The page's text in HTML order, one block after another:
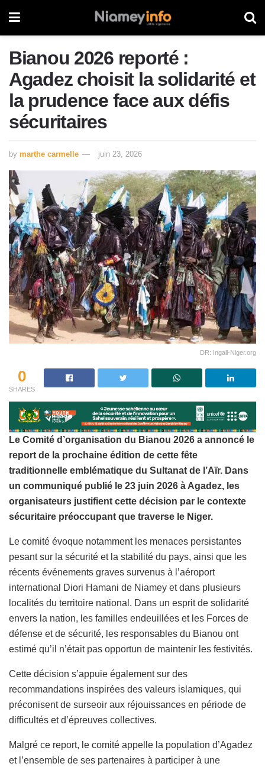
Bianou 2026 reporté :
Agadez choisit la solidarité et
la prudence face aux défis
sécuritaires
by marthe carmelle juin 23, 2026
DR: Ingall-Niger.org
0
SHARES
Le Comité d’organisation du Bianou 2026 a annoncé le
report de la prochaine édition de cette fête
traditionnelle emblématique du Sultanat de l’Aïr. Dans
un communiqué publié le 23 juin 2026 à Agadez, les
organisateurs justifient cette décision par le contexte
sécuritaire préoccupant que traverse le Niger.
Le comité évoque notamment les menaces persistantes
pesant sur la sécurité et la stabilité du pays, ainsi que les
récents événements graves survenus à l’aéroport
international Diori Hamani de Niamey et dans plusieurs
localités du territoire national. Dans un esprit de solidarité
envers la nation, les familles endeuillées et les Forces de
défense et de sécurité, les responsables du Bianou ont
estimé qu’il n’était pas opportun de maintenir les festivités.
Cette décision s’appuie également sur des
recommandations inspirées des valeurs islamiques, qui
préconisent de surseoir aux réjouissances en période de
difficultés et d’épreuves collectives.
Malgré ce report, le comité appelle la population d’Agadez
et l’ensemble de ses partenaires à participer à une